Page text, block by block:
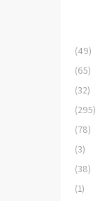
(49)
(65)
(32)
(295)
(78)
(3)
(38)
(1)